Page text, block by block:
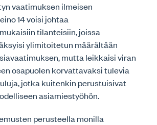
vaatimuksen ilmeisen
14 voisi johtaa
tilanteisiin, joissa
ylimitoitetun määrältään
mutta leikkaisi viran
osapuolen korvattavaksi tulevia
jotka kuitenkin perustuisivat
asiamiestyöhön.
perusteella monilla